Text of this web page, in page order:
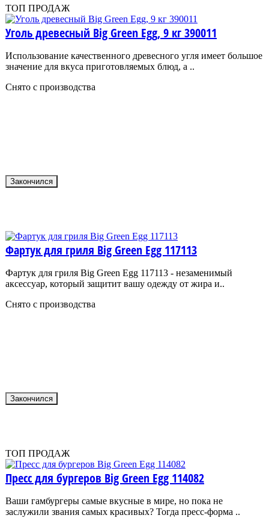
ТОП ПРОДАЖ
Уголь древесный Big Green Egg, 9 кг 390011
Использование качественного древесного угля имеет большое
значение для вкуса приготовляемых блюд, а ..
Снято с производства
Закончился
Фартук для гриля Big Green Egg 117113
Фартук для гриля Big Green Egg 117113 - незаменимый
аксессуар, который защитит вашу одежду от жира и..
Снято с производства
Закончился
ТОП ПРОДАЖ
Пресс для бургеров Big Green Egg 114082
Ваши гамбургеры самые вкусные в мире, но пока не
заслужили звания самых красивых? Тогда пресс-форма ..